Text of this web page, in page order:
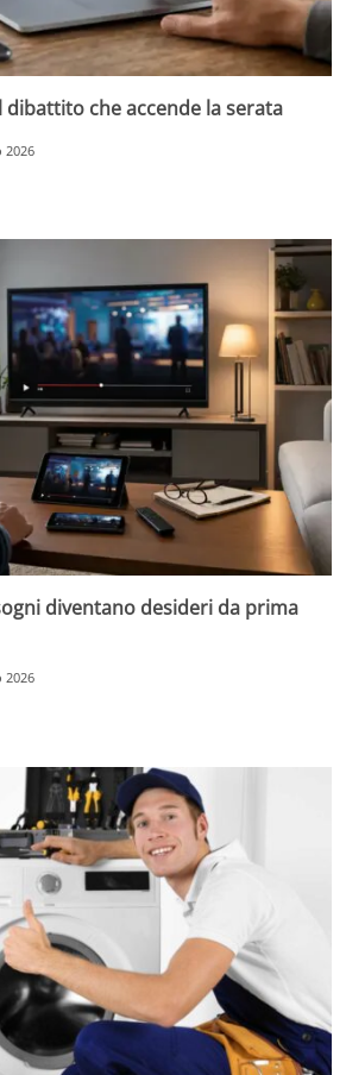
dibattito che accende la serata
2026
diventano desideri da prima
2026